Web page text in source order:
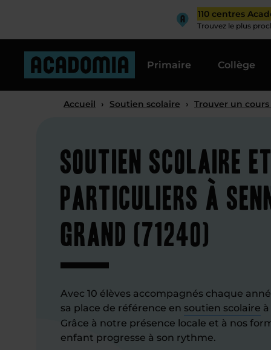
110 centres
Trouvez le plus
Primaire Collège
Accueil › Soutien scolaire › Trouver un
Soutien scolaire
particuliers à
Grand (71240)
Avec 10 élèves accompagnés chaque
sa place de référence en soutien scolaire
Grâce à notre présence locale et à nos
enfant progresse à son rythme.